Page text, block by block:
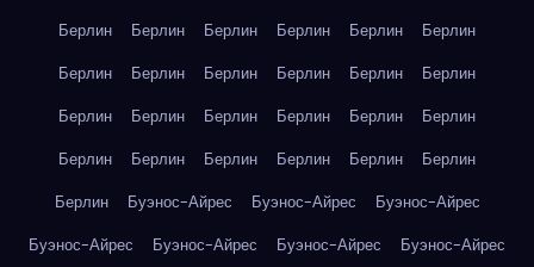
Берлин
Берлин Берлин Берлин Берлин
Берлин
Берлин
Берлин Берлин Берлин Берлин
Берлин
Берлин
Берлин Берлин Берлин Берлин
Берлин
Берлин
Берлин Берлин Берлин Берлин
Берлин
Берлин
Буэнос-Айрес Буэнос-Айрес
Буэнос-Айрес
Буэнос-Айрес
Буэнос-Айрес Буэнос-Айрес
Буэнос-Айрес